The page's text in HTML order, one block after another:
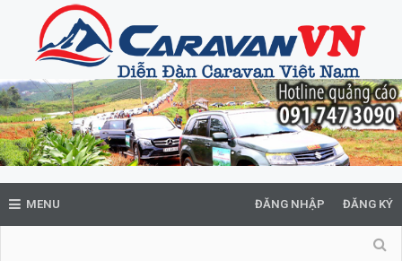
MENU ĐĂNG NHẬP ĐĂNG KÝ